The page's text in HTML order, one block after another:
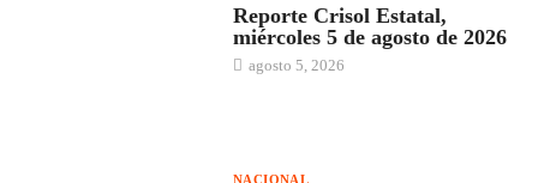
Reporte Crisol Estatal,
miércoles 5 de agosto de 2026
agosto 5, 2026
NACIONAL